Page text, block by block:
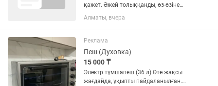
қажет. Әжей толыққанды, өз-өзіне
қызмет көрсете алады және ашық
мінезді. ⸻ Міндеттері: •күнделікті
ылғалды тазалау; •әңгімелесу,...
Алматы, вчера
Реклама
Пеш (Духовка)
15 000 ₸
Электр тұмшапеш (36 л) Өте жақсы
жағдайда, ұқыпты пайдаланылған.